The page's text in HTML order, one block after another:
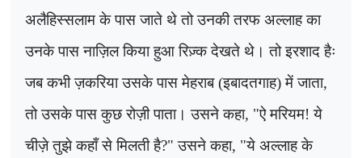
अलैहिस्सलाम के पास जाते थे तो उनकी तरफ अल्लाह का
उनके पास नाज़िल किया हुआ रिज़्क देखते थे। तो इरशाद हैः
जब कभी ज़करिया उसके पास मेहराब (इबादतगाह) में जाता,
तो उसके पास कुछ रोज़ी पाता। उसने कहा, "ऐ मरियम! ये
चीज़े तुझे कहाँ से मिलती है?"उसने कहा, "ये अल्लाह के